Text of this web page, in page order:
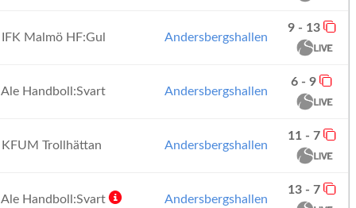
IFK Malmö HF:Gul Andersbergshallen
9 - 13
Ale Handboll:Svart Andersbergshallen
6 - 9
KFUM Trollhättan Andersbergshallen
11 - 7
Ale Handboll:Svart Andersbergshallen
13 - 7